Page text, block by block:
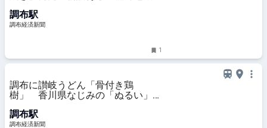
調布駅
調布経済新聞
1
調布に讃岐うどん「骨付き鶏
樹」 香川県なじみの「ぬるい」も
調布駅
調布経済新聞